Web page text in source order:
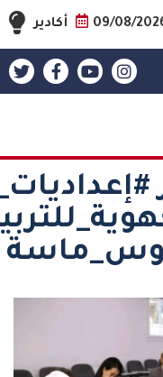
09/08/ أكادير